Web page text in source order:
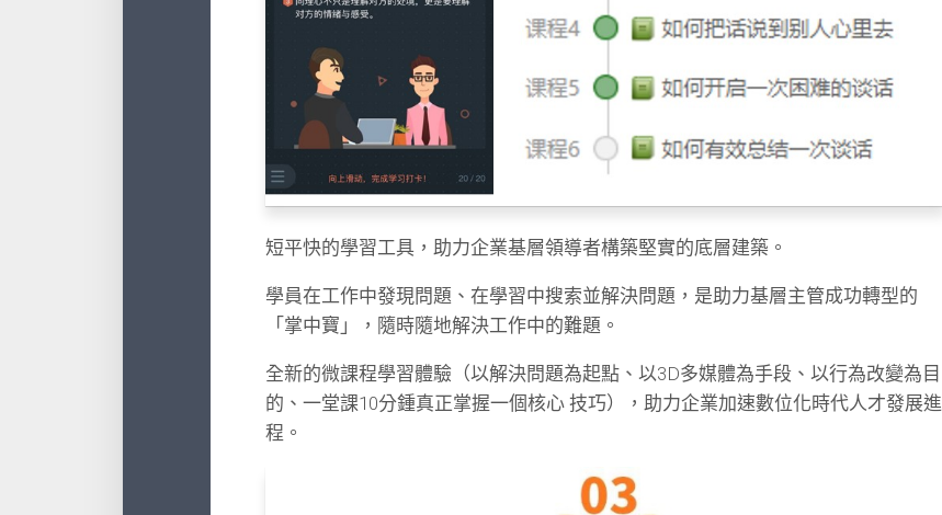
短平快的學習工具，助力企業基層領導者構築堅實的底層建築。
學員在工作中發現問題、在學習中搜索並解決問題，是助力基層主管成功轉型的
「掌中寶」，隨時隨地解決工作中的難題。
全新的微課程學習體驗（以解決問題為起點、以3D多媒體為手段、以行為改變為目
的、一堂課10分鍾真正掌握一個核心 技巧），助力企業加速數位化時代人才發展進
程。